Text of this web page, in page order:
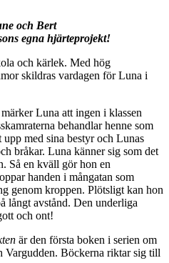
och Bert
egna hjärteprojekt!
och kärlek. Med hög
skildras vardagen för Luna i
Luna att ingen i klassen
behandlar henne som
med sina bestyr och Lunas
bråkar. Luna känner sig som det
Så en kväll gör hon en
handen i mångatan som
genom kroppen. Plötsligt kan hon
långt avstånd. Den underliga
och ont!
är den första boken i serien om
Vargudden. Böckerna riktar sig till